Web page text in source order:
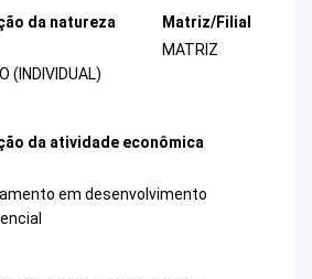
da natureza
(INDIVIDUAL)
Matriz/Filial
MATRIZ
da atividade econômica
em desenvolvimento